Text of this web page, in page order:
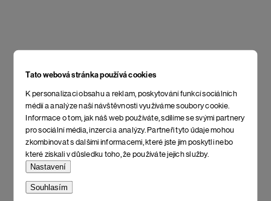
Tato webová stránka používá cookies
K personalizaci obsahu a reklam, poskytování funkcí sociálních
médií a analýze naší návštěvnosti využíváme soubory cookie.
Informace o tom, jak náš web používáte, sdílíme se svými partnery
pro sociální média, inzerci a analýzy. Partneři tyto údaje mohou
zkombinovat s dalšími informacemi, které jste jim poskytli nebo
které získali v důsledku toho, že používáte jejich služby.
Nastavení
Souhlasím